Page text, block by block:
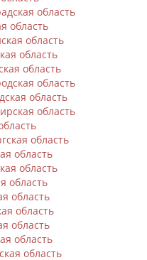
область
область
область
область
область
область
область
область
область
область
область
область
область
область
область
область
область